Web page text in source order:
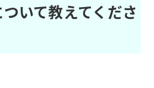
いて教えてくださ